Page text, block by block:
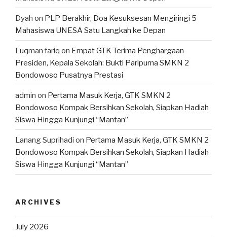
Dyah on PLP Berakhir, Doa Kesuksesan Mengiringi 5
Mahasiswa UNESA Satu Langkah ke Depan
Luqman fariq on Empat GTK Terima Penghargaan
Presiden, Kepala Sekolah: Bukti Paripurna SMKN 2
Bondowoso Pusatnya Prestasi
admin on Pertama Masuk Kerja, GTK SMKN 2
Bondowoso Kompak Bersihkan Sekolah, Siapkan Hadiah
Siswa Hingga Kunjungi “Mantan”
Lanang Suprihadi on Pertama Masuk Kerja, GTK SMKN 2
Bondowoso Kompak Bersihkan Sekolah, Siapkan Hadiah
Siswa Hingga Kunjungi “Mantan”
ARCHIVES
July 2026